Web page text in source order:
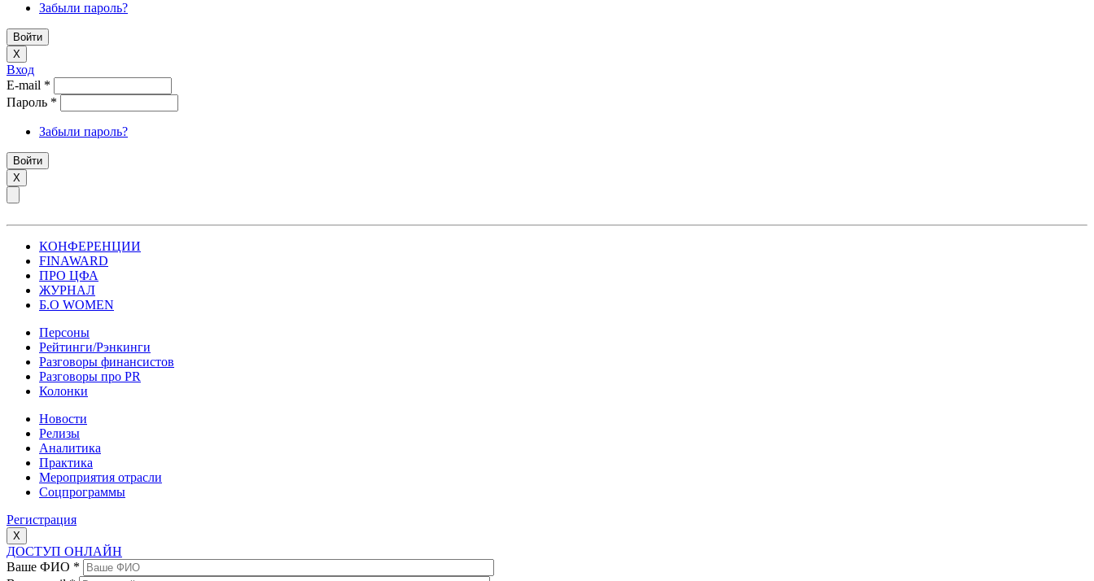
Забыли пароль?
X
Вход
E-mail *
Пароль *
Забыли пароль?
X
КОНФЕРЕНЦИИ
FINAWARD
ПРО ЦФА
ЖУРНАЛ
Б.О WOMEN
Персоны
Рейтинги/Рэнкинги
Разговоры финансистов
Разговоры про PR
Колонки
Новости
Релизы
Аналитика
Практика
Мероприятия отрасли
Соцпрограммы
Регистрация
X
ДОСТУП ОНЛАЙН
Ваше ФИО *